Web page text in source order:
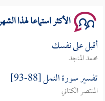
الأكثر استماعا لهذا
أقبل على نفسك
محمد المنجد
تفسير سورة النمل [88-93]
المنتصر الكتاني